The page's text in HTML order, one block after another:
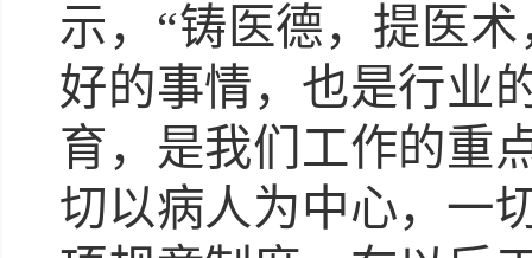
示，“铸医德，提医
好的事情，也是行业
育，是我们工作的重
切以病人为中心，一